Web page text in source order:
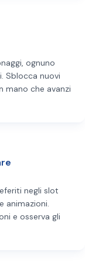
ognuno
Sblocca nuovi
mano che avanzi
negli slot
animazioni.
e osserva gli